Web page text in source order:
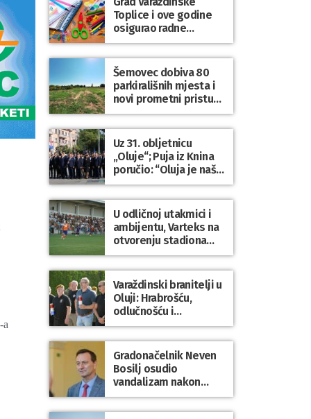
a
Bartolovečki
Toplice i ove godine
osigurao radne
bilježnice i dodatni
obrazovni materijal za
sve osnovnoškolce
Šemovec dobiva 80
parkirališnih mjesta i
novi prometni pristup
groblju
Uz 31. obljetnicu
„Oluje“; Puja iz Knina
poručio: “Oluja je naša
najveća pobjeda,
simbol slobode i
zajedništva!”
U odličnoj utakmici i
ambijentu, Varteks na
otvorenju stadiona
odigrao 1:1 s
Mariborom
Varaždinski branitelji u
Oluji: Hrabrošću,
odlučnošću i
zajedništvom do
slobodne Hrvatske!
Gradonačelnik Neven
Bosilj osudio
vandalizam nakon
utakmice NK Varaždin
– HNK Hajduk Split